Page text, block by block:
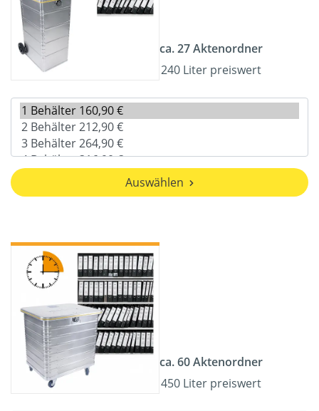
ca. 27 Aktenordner
240 Liter preiswert
Auswählen
ca. 60 Aktenordner
450 Liter preiswert